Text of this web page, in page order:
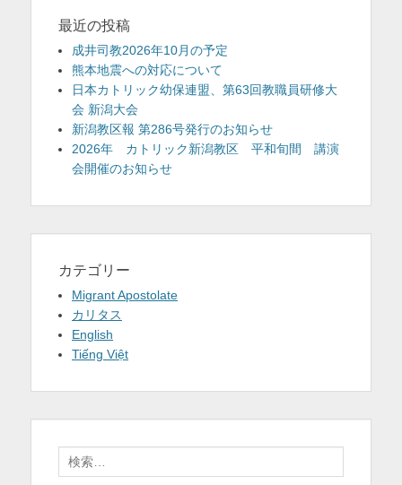
最近の投稿
成井司教2026年10月の予定
熊本地震への対応について
日本カトリック幼保連盟、第63回教職員研修大
会 新潟大会
新潟教区報 第286号発行のお知らせ
2026年 カトリック新潟教区 平和旬間 講演
会開催のお知らせ
カテゴリー
Migrant Apostolate
カリタス
English
Tiếng Việt
索: